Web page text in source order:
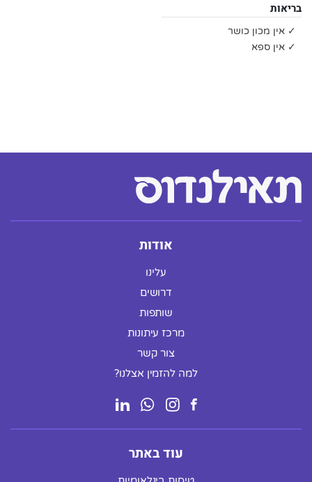
בריאות
✓ אין מכון כושר
✓ אין ספא
אודות
עלינו
דרושים
שותפות
מרכז עיתונות
צור קשר
למה להזמין אצלנו?
עוד באתר